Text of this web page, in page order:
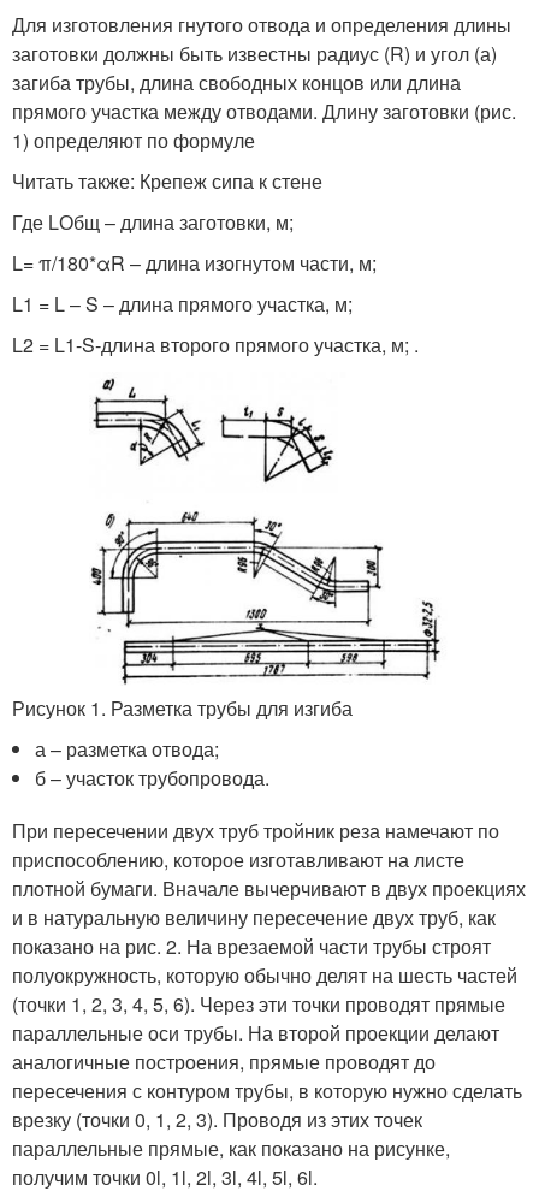
Для изготовления гнутого отвода и определения длины
заготовки должны быть известны радиус (R) и угол (а)
загиба трубы, длина свободных концов или длина
прямого участка между отводами. Длину заготовки (рис.
1) определяют по формуле
Читать также: Крепеж сипа к стене
Где LОбщ – длина заготовки, м;
L= π/180*αR – длина изогнутом части, м;
L1 = L – S – длина прямого участка, м;
L2 = L1-S‑длина второго прямого участка, м; .
Рисунок 1. Разметка трубы для изгиба
а – разметка отвода;
б – участок трубопровода.
При пересечении двух труб тройник реза намечают по
приспособлению, которое изготавливают на листе
плотной бумаги. Вначале вычерчивают в двух проекциях
и в натуральную величину пересечение двух труб, как
показано на рис. 2. На врезаемой части трубы строят
полуокружность, которую обычно делят на шесть частей
(точки 1, 2, 3, 4, 5, 6). Через эти точки проводят прямые
параллельные оси трубы. На второй проекции делают
аналогичные построения, прямые проводят до
пересечения с контуром трубы, в которую нужно сделать
врезку (точки 0, 1, 2, 3). Проводя из этих точек
параллельные прямые, как показано на рисунке,
получим точки 0l, 1l, 2l, 3l, 4l, 5l, 6l.